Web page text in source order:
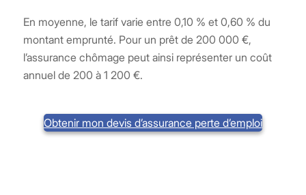
En moyenne, le tarif varie entre 0,10 % et 0,60 % du
montant emprunté. Pour un prêt de 200 000 €,
l’assurance chômage peut ainsi représenter un coût
annuel de 200 à 1 200 €.
Obtenir mon devis d’assurance perte d’emploi